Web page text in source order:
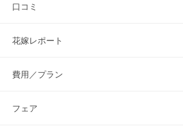
口コミ
花嫁レポート
費用／プラン
フェア